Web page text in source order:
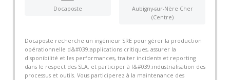
Docaposte
Aubigny-sur-Nère Cher
(Centre)
Docaposte recherche un ingénieur SRE pour gérer la production
opérationnelle d&#039;applications critiques, assurer la
disponibilité et les performances, traiter incidents et reporting
dans le respect des SLA, et participer à l&#039;industrialisation des
processus et outils. Vous participerez à la maintenance des